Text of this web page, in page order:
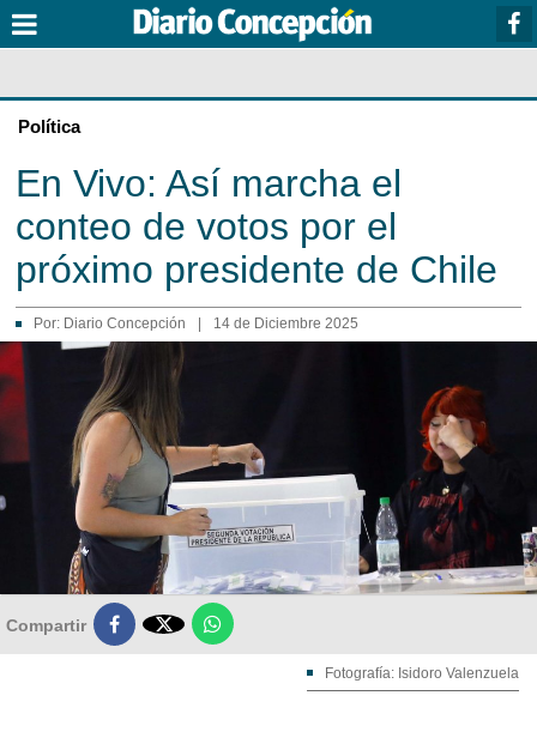
Política
En Vivo: Así marcha el
conteo de votos por el
próximo presidente de Chile
Por: Diario Concepción 14 de Diciembre 2025
Compartir 
Fotografía: Isidoro Valenzuela